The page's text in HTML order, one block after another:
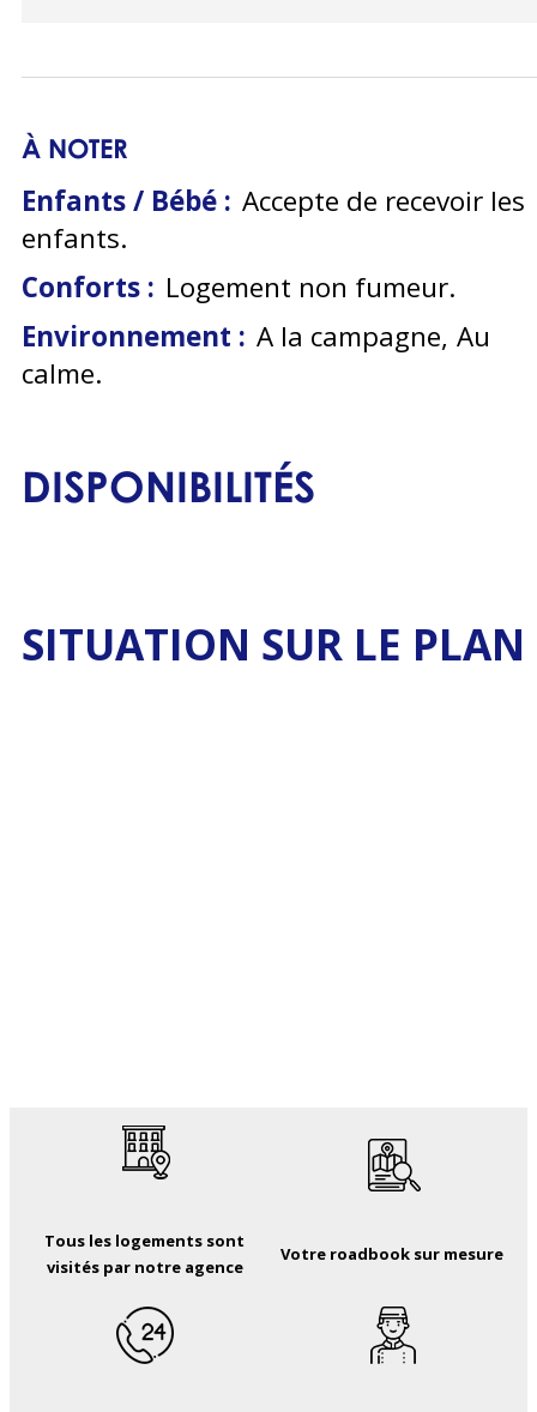
À NOTER
Enfants / Bébé : Accepte de recevoir les
enfants
Conforts : Logement non fumeur
Environnement : A la campagne Au
calme
DISPONIBILITÉS
SITUATION SUR LE PLAN
Tous les logements sont
visités par notre agence
Votre roadbook sur mesure